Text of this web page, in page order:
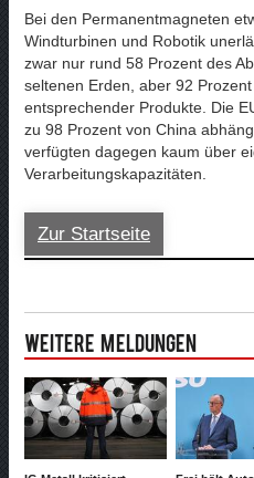
Bei den Permanentmagneten
Windturbinen und Robotik
zwar nur rund 58 Prozent des
seltenen Erden, aber 92
entsprechender Produkte. Die
zu 98 Prozent von China
verfügten dagegen kaum über
Verarbeitungskapazitäten.
Zur Startseite
Weitere Meldungen